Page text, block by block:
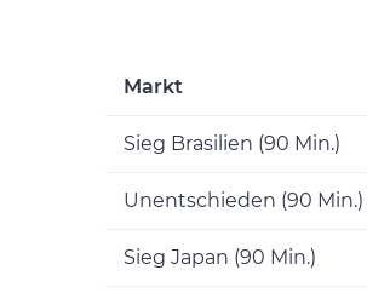
Markt
Sieg Brasilien (90 Min.)
Unentschieden (90 Min.)
Sieg Japan (90 Min.)